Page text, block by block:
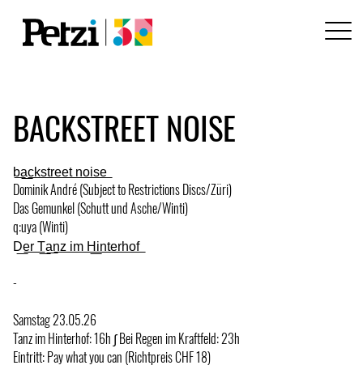
BACKSTREET NOISE
b͟a͟c͟k͟s͟t͟r͟e͟e͟t͟ ͟n͟o͟i͟s͟e͟
Dominik André (Subject to Restrictions Discs/Züri)
Das Gemunkel (Schutt und Asche/Winti)
q:uya (Winti)
D͟e͟r͟ ͟T͟a͟n͟z͟ ͟i͟m͟ ͟H͟i͟n͟t͟e͟r͟h͟o͟f͟
-
Samstag 23.05.26
Tanz im Hinterhof: 16h ∫ Bei Regen im Kraftfeld: 23h
Eintritt: Pay what you can (Richtpreis CHF 18)